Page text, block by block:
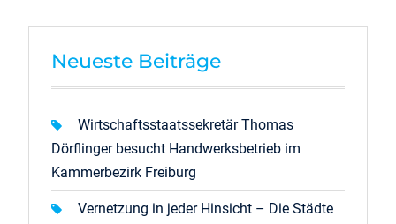
Neueste Beiträge
Wirtschaftsstaatssekretär Thomas
Dörflinger besucht Handwerksbetrieb im
Kammerbezirk Freiburg
Vernetzung in jeder Hinsicht – Die Städte